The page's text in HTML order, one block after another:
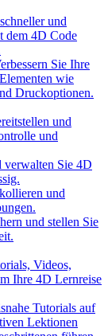
und
dem 4D Code
Sie Ihre
wie
Druckoptionen.
und
und
Sie 4D
und
und stellen Sie
Videos,
Ihre 4D Lernreise
Tutorials auf
Lektionen